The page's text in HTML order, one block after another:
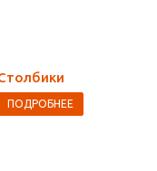
ПОДРОБНЕЕ